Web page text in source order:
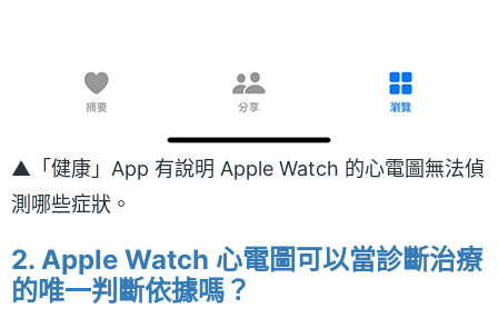
▲「健康」App 有說明 Apple Watch 的心電圖無法偵
測哪些症狀。
2. Apple Watch 心電圖可以當診斷治療
的唯一判斷依據嗎？